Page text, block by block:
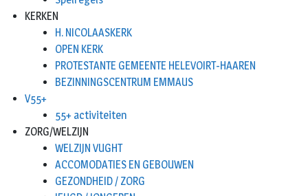
KERKEN
H. NICOLAASKERK
OPEN KERK
PROTESTANTE GEMEENTE HELEVOIRT-HAAREN
BEZINNINGSCENTRUM EMMAUS
V55+
55+ activiteiten
ZORG/WELZIJN
WELZIJN VUGHT
ACCOMODATIES EN GEBOUWEN
GEZONDHEID / ZORG